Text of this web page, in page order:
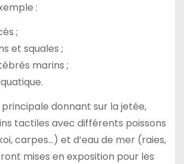
:
;
et squales ;
marins ;
donnant sur la jetée,
tactiles avec différents poissons
carpes…) et d’eau de mer (raies,
mises en exposition pour les